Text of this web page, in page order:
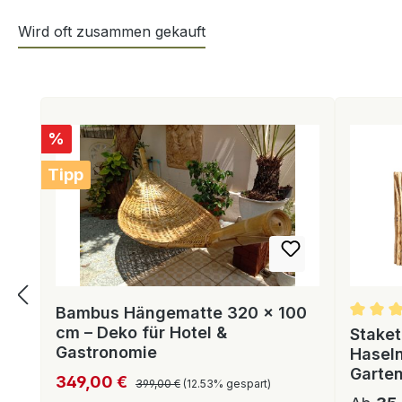
Wird oft zusammen gekauft
Rabatt
%
Tipp
Bambus Hängematte 320 × 100
cm – Deko für Hotel &
Gastronomie
Verkaufspreis:
349,00 € Regulärer Preis:
399,00 € (12.53% gespart)